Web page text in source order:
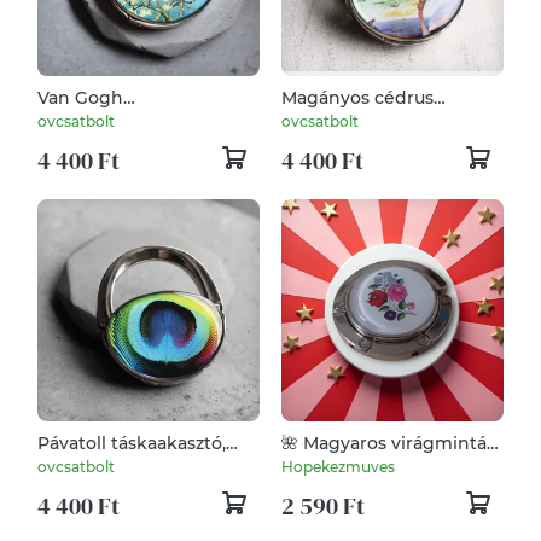
Van Gogh
Mandulavirágok
ovcsatbolt
4 400 Ft
Magányos cédrus
táskaakasztó, táskadísz
ovcsatbolt
4 400 Ft
Pávatoll táskaakasztó,
táskadísz
ovcsatbolt
4 400 Ft
🌺 Magyaros virágmintás
táskatartók
Hopekezmuves
2 590 Ft